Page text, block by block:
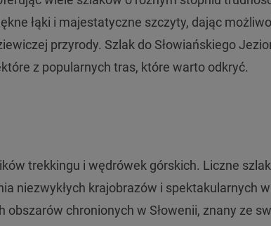
łąki i majestatyczne szczyty, dając
przyrody. Szlak do Słowiańskiego
z popularnych tras, które warto odkryć.
trekkingu i wędrówek górskich. Liczne
niezwykłych krajobrazów i spektakularnych
obszarów chronionych w Słowenii, znany ze